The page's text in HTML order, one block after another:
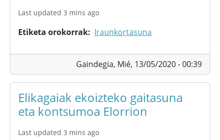
Last updated 3 mins ago
Etiketa orokorrak Iraunkortasuna
Gaindegia, Mié, 13/05/2020 - 00:39
Elikagaiak ekoizteko gaitasuna
eta kontsumoa Elorrion
Last updated 3 mins ago